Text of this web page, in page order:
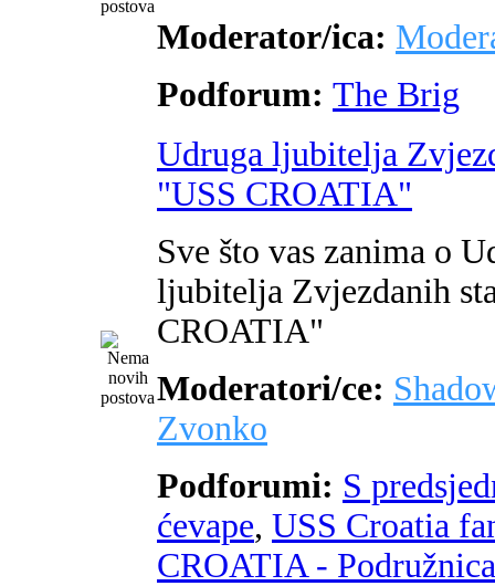
Moderator/ica:
Podforum: The Brig
Udruga ljubitelja
"USS CROATIA"
Sve što vas zanima o
ljubitelja Zvjezdanih
CROATIA"
Moderatori/ce:
Zvonko
Podforumi: S
ćevape, USS Croatia
CROATIA -